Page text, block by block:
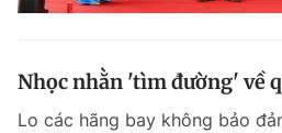
Nhọc nhằn 'tìm đường' về
Lo các hãng bay không bảo